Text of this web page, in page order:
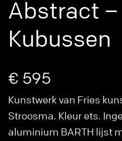
Abstract –
Kubussen
€ 595
Kunstwerk van Fries
Stroosma. Kleur ets.
aluminium BARTH lijst